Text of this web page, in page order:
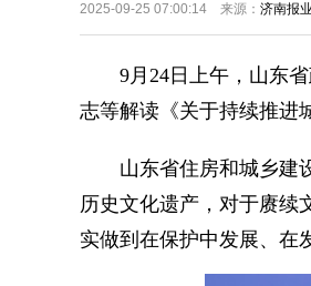
2025-09-25 07:00:14 来源： 济南报
9月24日上午，山东省
志等解读《关于持续推进
山东省住房和城乡建设
历史文化遗产，对于赓续
实做到在保护中发展、在